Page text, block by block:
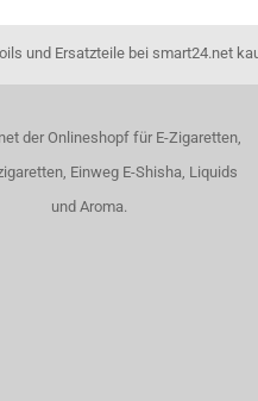
und Ersatzteile bei smart24.net
der Onlineshopf für E-Zigaretten,
Einweg E-Shisha, Liquids
und Aroma.